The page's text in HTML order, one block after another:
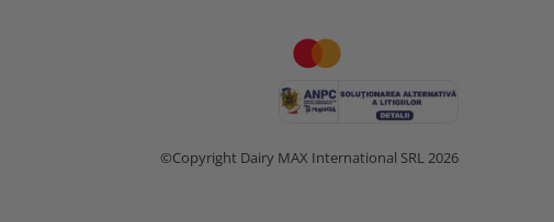
©Copyright Dairy MAX International SRL 2026